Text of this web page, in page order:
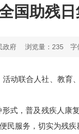
国助残
政府 浏览量： 235 字
动联合人社、教育
式，普及残疾人康
民服务，切实为残疾
政